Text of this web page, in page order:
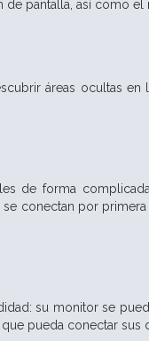
pantalla, así como
áreas ocultas
de forma
conectan por
su monitor se
pueda conectar sus